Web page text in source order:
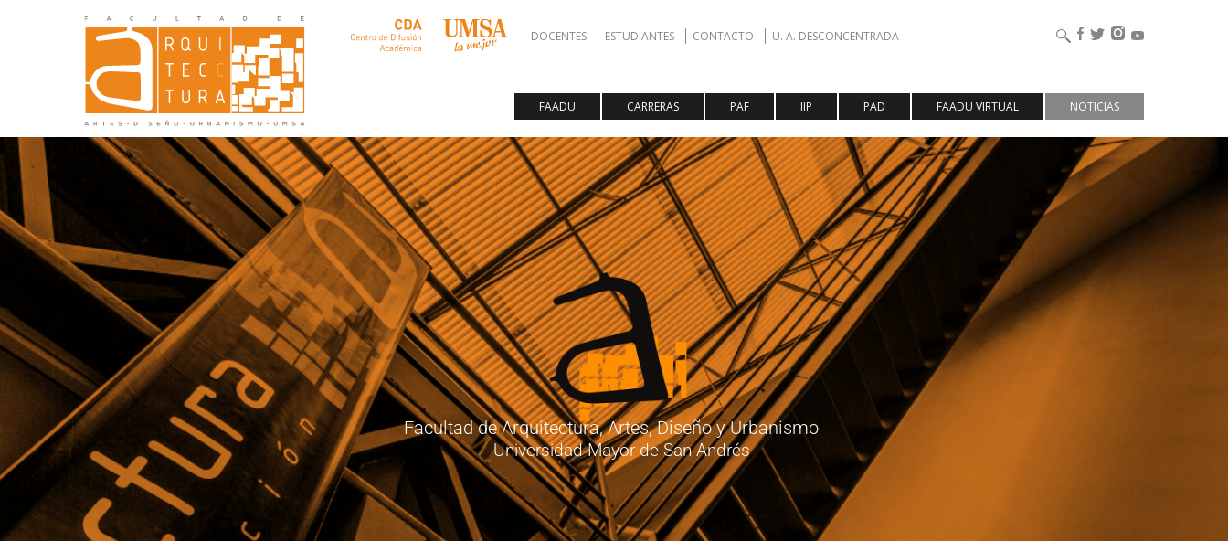
DOCENTES ESTUDIANTES CONTACTO U. A. DESCONCENTRADA
FAADU CARRERAS PAF IIP PAD FAADU VIRTUAL NOTICIAS
Facultad de Arquitectura, Artes, Diseño y Urbanismo
Universidad Mayor de San Andrés